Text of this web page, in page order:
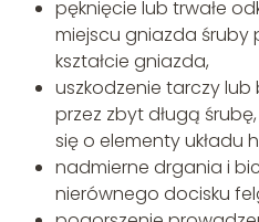
pęknięcie lub trwałe
miejscu gniazda śruby
kształcie gniazda,
uszkodzenie tarczy
przez zbyt długą
się o elementy układu
nadmierne drgania i
nierównego docisku